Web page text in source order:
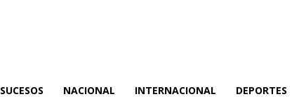
SUCESOS NACIONAL INTERNACIONAL DEPORTES